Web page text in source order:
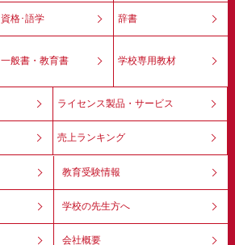
資格･語学 辞書
一般書・教育書 学校専用教材
ライセンス製品・サービス
売上ランキング
教育受験情報
学校の先生方へ
会社概要